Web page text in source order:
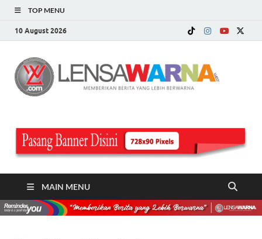
TOP MENU
10 August 2026
MAIN MENU